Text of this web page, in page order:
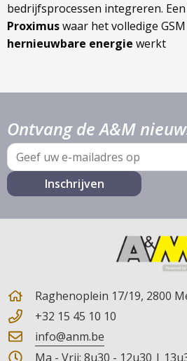
bedrijfsprocessen integreren.
Proximuswaar het volledige
hernieuwbare energie werkt
Ontvang de A&M
E-
mail
Raghenoplein 17/19, 2800
+32 15 45 10 10
info@anm.be
Ma - Vrij: 8u30 - 12u30 |